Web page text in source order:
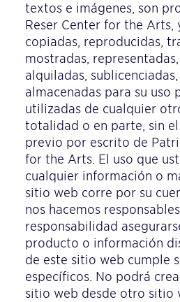
textos e imágenes, son
Reser Center for the Arts,
copiadas, reproducidas,
mostradas,
alquiladas,
almacenadas para su uso
utilizadas de cualquier
totalidad o en parte, sin
previo por escrito de
for the Arts. El uso que
cualquier información o
sitio web corre por su
nos hacemos
responsabilidad
producto o información
de este sitio web cumple
específicos. No podrá
sitio web desde otro sitio